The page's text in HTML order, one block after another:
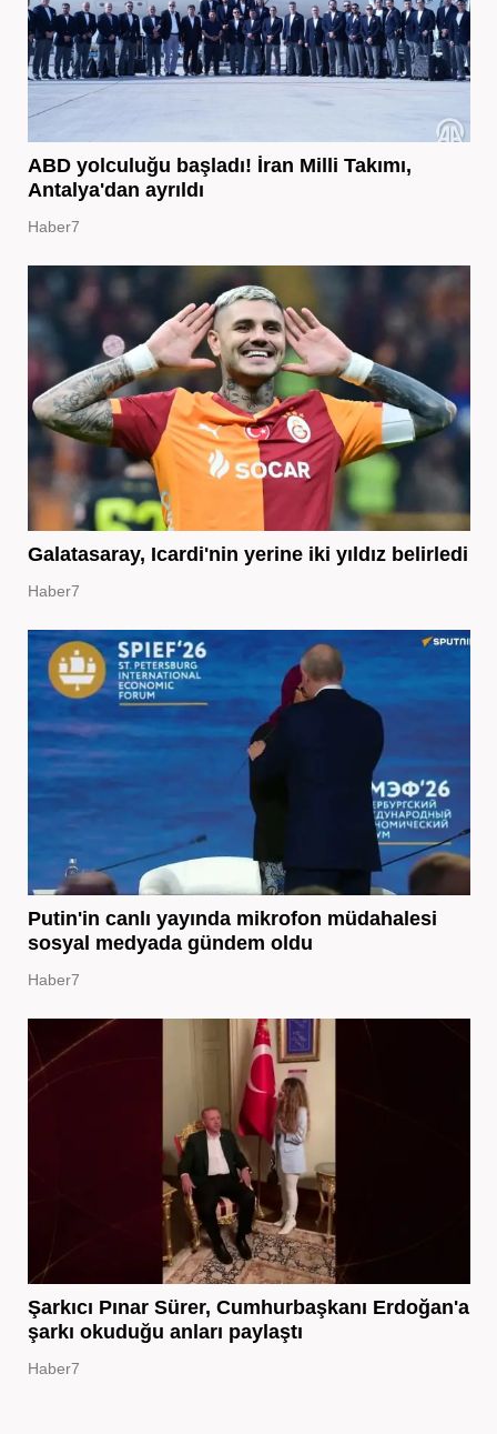
ABD yolculuğu başladı! İran Milli Takımı,
Antalya'dan ayrıldı
Haber7
Galatasaray, Icardi'nin yerine iki yıldız belirledi
Haber7
Putin'in canlı yayında mikrofon müdahalesi
sosyal medyada gündem oldu
Haber7
Şarkıcı Pınar Sürer, Cumhurbaşkanı Erdoğan'a
şarkı okuduğu anları paylaştı
Haber7